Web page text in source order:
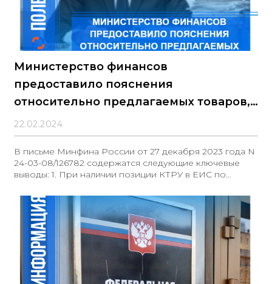
Министерство финансов
предоставило пояснения
относительно предлагаемых товаров,
работ
22.02.2024
В письме Минфина России от 27 декабря 2023 года N
24-03-08/126782 содержатся следующие ключевые
выводы: 1. При наличии позиции КТРУ в ЕИС по
необходимо указывать информацию из этой позиции
в извещении в структурированном виде, а также
дополнительные характеристики (п.5 ч.1 ст.42 Закона
№44-ФЗ). Если позиция отсутствует, характеристики
указываются в извещении в структурированном виде.
2. Указанные положения применяются независимо от
объекта закупки и направлены на цифровизацию
процесса закупок. 3